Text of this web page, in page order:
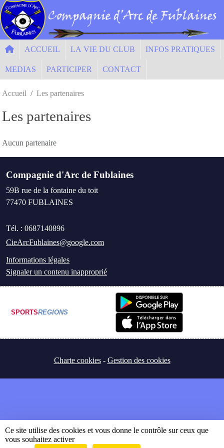
ACCUEIL LA VIE DU CLUB INFOS PRATIQUES
MEDIAS PARTICIPER CONTACT
Accueil Les partenaires
Les partenaires
Aucun partenaire
Compagnie d'Arc de Fublaines
59B rue de la fontaine du toit
77470 FUBLAINES
Tél. : 0687140896
CieArcFublaines@google.com
Informations légales
Signaler un contenu inapproprié
SPORTSREGIONS
Charte cookies Gestion des cookies
Panneau de gestion des cookies
Ce site utilise des cookies et vous donne le contrôle sur ceux que
vous souhaitez activer